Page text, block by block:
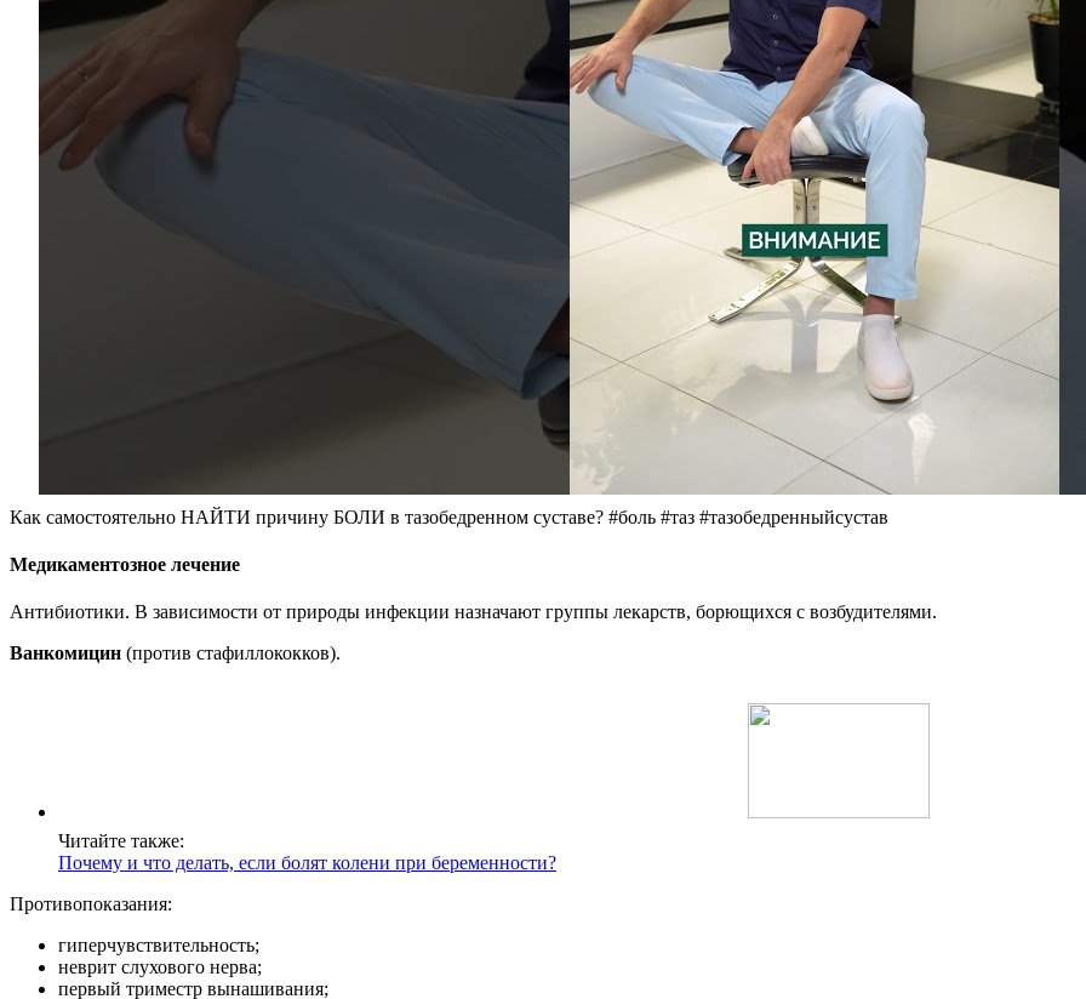
Как самостоятельно НАЙТИ причину БОЛИ в тазобедренном суставе? #боль #таз #тазобедренныйсустав
Медикаментозное лечение
Антибиотики. В зависимости от природы инфекции назначают группы лекарств, борющихся с возбудителями.
Ванкомицин (против стафиллококков).
Читайте также:
Почему и что делать, если болят колени при беременности?
Противопоказания:
гиперчувствительность;
неврит слухового нерва;
первый триместр вынашивания;